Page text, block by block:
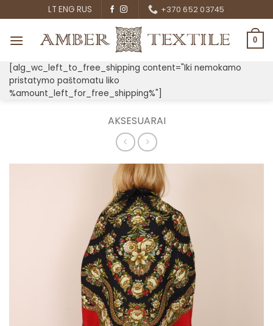
to
content
LT ENG RUS +370 652 03745
0
[alg_wc_left_to_free_shipping content="Iki nemokamo
pristatymo paštomatu liko
%amount_left_for_free_shipping%"]
AKSESUARAI